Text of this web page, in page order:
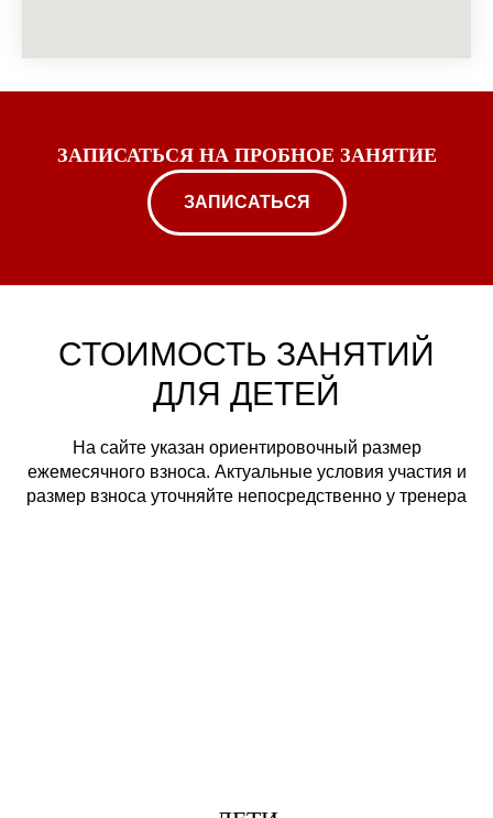
ЗАПИСАТЬСЯ НА ПРОБНОЕ ЗАНЯТИЕ
ЗАПИСАТЬСЯ
СТОИМОСТЬ ЗАНЯТИЙ
ДЛЯ ДЕТЕЙ
На сайте указан ориентировочный размер
ежемесячного взноса. Актуальные условия участия и
размер взноса уточняйте непосредственно у тренера